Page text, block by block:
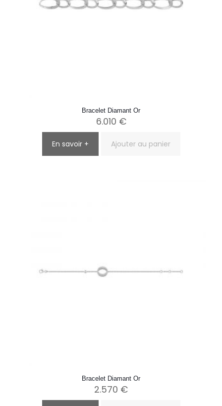
Bracelet Diamant Or
6.010 €
En savoir + Ajouter au panier
Bracelet Diamant Or
2.570 €